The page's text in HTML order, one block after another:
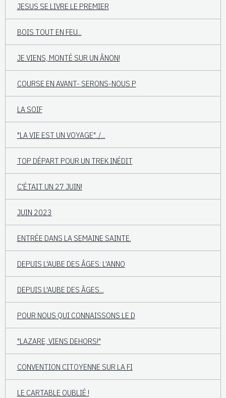
JESUS SE LIVRE LE PREMIER
BOIS TOUT EN FEU...
JE VIENS, MONTÉ SUR UN ÂNON!
COURSE EN AVANT- SERONS-NOUS P
LA SOIF
"LA VIE EST UN VOYAGE"../...
TOP DÉPART POUR UN TREK INÉDIT
C'ÉTAIT UN 27 JUIN!
JUIN 2023
ENTRÉE DANS LA SEMAINE SAINTE.
DEPUIS L'AUBE DES ÂGES: L'ANNO
DEPUIS L'AUBE DES ÂGES...
POUR NOUS QUI CONNAISSONS LE D
"LAZARE, VIENS DEHORS!"
CONVENTION CITOYENNE SUR LA FI
LE CARTABLE OUBLIÉ !